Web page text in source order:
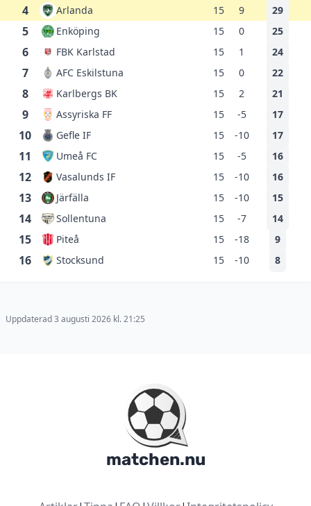
4 Arlanda 15 9 29
5 Enköping 15 0 25
6 FBK Karlstad 15 1 24
7 AFC Eskilstuna 15 0 22
8 Karlbergs BK 15 2 21
9 Assyriska FF 15 -5 17
10 Gefle IF 15 -10 17
11 Umeå FC 15 -5 16
12 Vasalunds IF 15 -10 16
13 Järfälla 15 -10 15
14 Sollentuna 15 -7 14
15 Piteå 15 -18 9
16 Stocksund 15 -10 8
Uppdaterad 3 augusti 2026 kl. 21:25
matchen.nu